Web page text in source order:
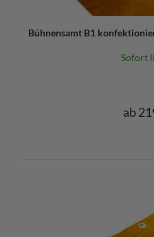
Bühnensamt B1
Sofort
ab